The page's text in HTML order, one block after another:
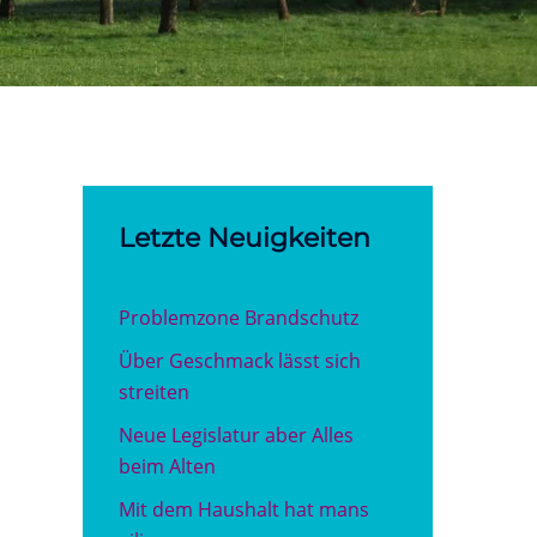
Letzte Neuigkeiten
Problemzone Brandschutz
Über Geschmack lässt sich
streiten
Neue Legislatur aber Alles
beim Alten
Mit dem Haushalt hat mans